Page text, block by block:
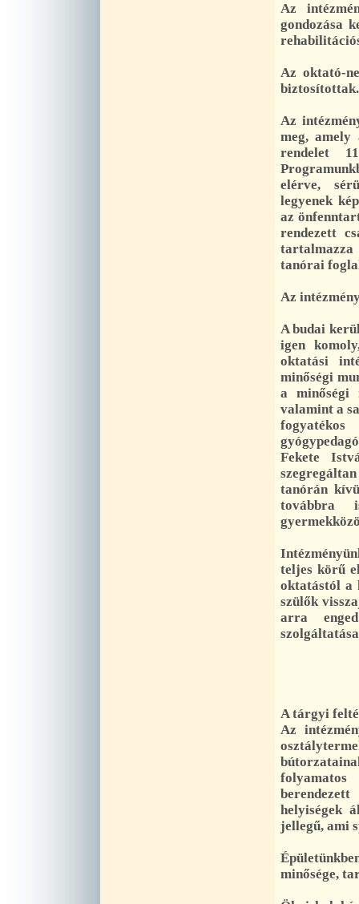
Az
gondozása
Az oktató-
biztosítottak.
Az
meg,
rendelet
elérve,
legyenek
az
rendezett
tartalmazza
tanórai
Az
A budai
igen
oktatási
minőségi
a minőségi
valamint a
Fekete
tanórán
továbbra
teljes körű
oktatástól a
szülők
arra
A tárgyi
Az
helyiségek
jellegű, ami
minősége,